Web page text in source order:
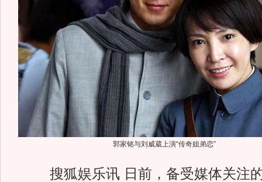
郭家铭与刘威葳上演“传奇姐弟恋”
搜狐娱乐讯 日前，备受媒体关注